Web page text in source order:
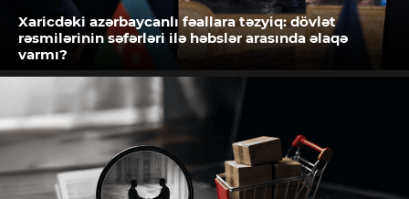
Xaricdəki azərbaycanlı fəallara təzyiq: dövlət
rəsmilərinin səfərləri ilə həbslər arasında əlaqə
varmı?